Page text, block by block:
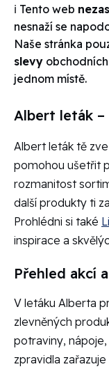
ℹ️ Tento web
nesnaží se
Naše stránka
slevy
jednom místě.
Albert leták –
Albert leták tě
pomohou ušetřit
rozmanitost
další produkty ti
Prohlédni si také
inspirace a
Přehled akcí
V letáku Alberta
zlevněných
potraviny,
zpravidla